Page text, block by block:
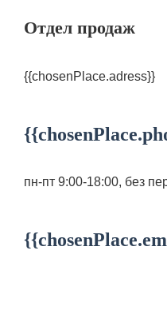
Отдел продаж
{{chosenPlace.adress}}
пн-пт 9:00-18:00, без